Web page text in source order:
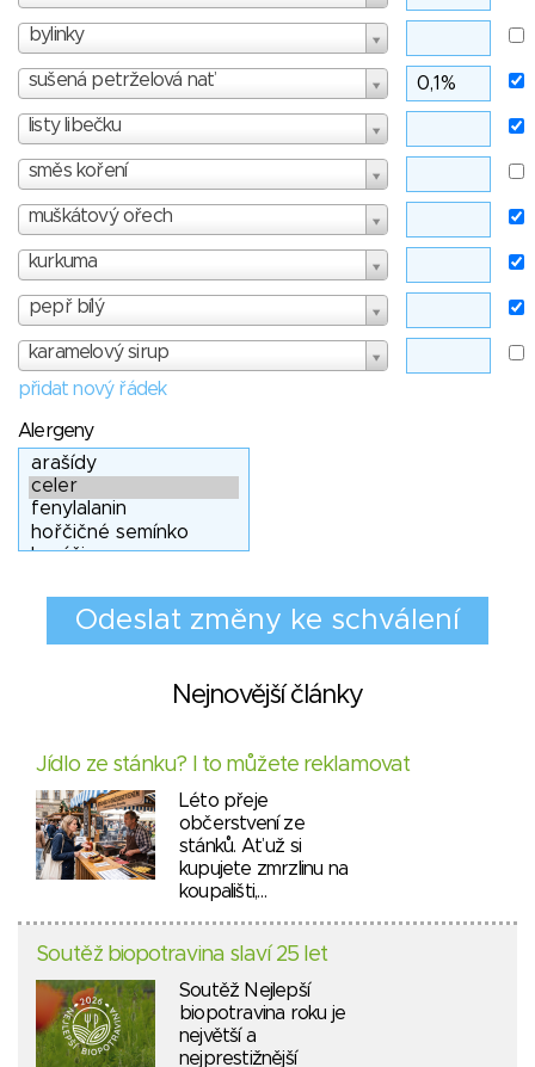
bylinky
sušená petrželová nať
listy libečku
směs koření
muškátový ořech
kurkuma
pepř bílý
karamelový sirup
přidat nový řádek
Alergeny
Nejnovější články
Jídlo ze stánku? I to můžete reklamovat
Léto přeje
občerstvení ze
stánků. Ať už si
kupujete zmrzlinu na
koupališti,…
Soutěž biopotravina slaví 25 let
Soutěž Nejlepší
biopotravina roku je
největší a
nejprestižnější